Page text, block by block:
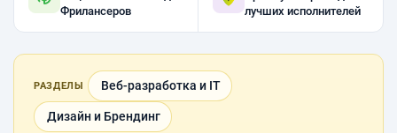
Фрилансеров
лучших исполнителей
РАЗДЕЛЫ Веб-разработка и IT
Дизайн и Брендинг